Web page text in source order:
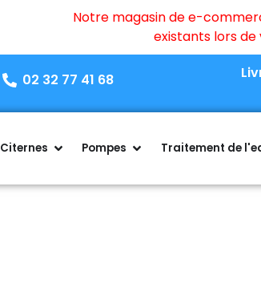
Notre magasin de e-
existants lors
02 32 77 41 68
Citernes Pompes Traitement de